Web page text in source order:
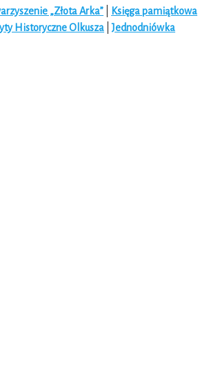
„Złota Arka”
Księga pamiątkowa
Historyczne Olkusza |Jednodniówka